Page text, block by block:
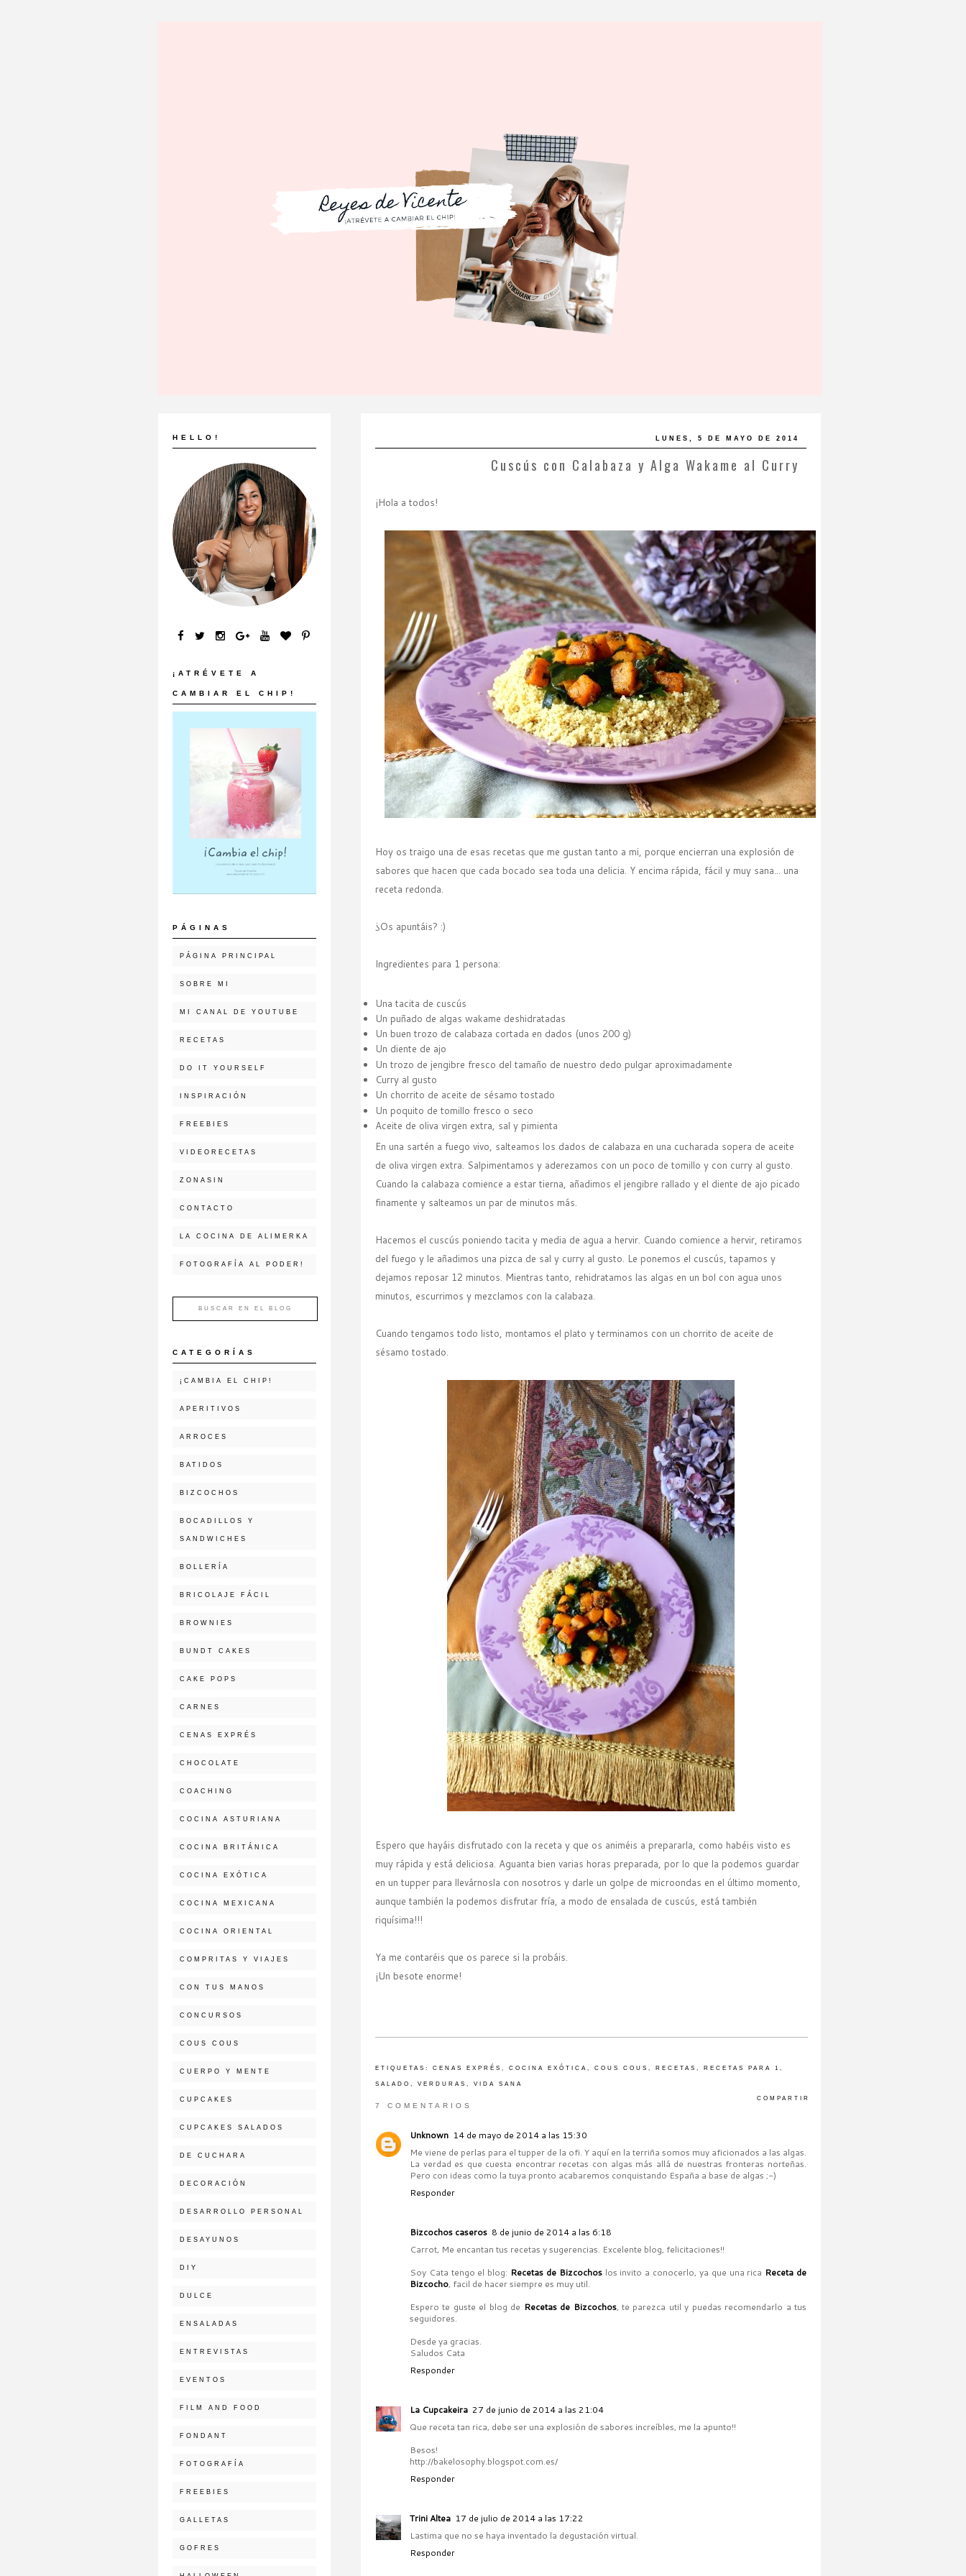
LUNES, 5 DE MAYO DE 2014
Cuscús con Calabaza y Alga Wakame al Curry
¡Hola a todos!
Hoy os traigo una de esas recetas que me gustan tanto a mi, porque encierran una explosión de
sabores que hacen que cada bocado sea toda una delicia. Y encima rápida, fácil y muy sana... una
receta redonda.
¿Os apuntáis? :)
Ingredientes para 1 persona:
Una tacita de cuscús
Un puñado de algas wakame deshidratadas
Un buen trozo de calabaza cortada en dados (unos 200 g)
Un diente de ajo
Un trozo de jengibre fresco del tamaño de nuestro dedo pulgar aproximadamente
Curry al gusto
Un chorrito de aceite de sésamo tostado
Un poquito de tomillo fresco o seco
Aceite de oliva virgen extra, sal y pimienta
En una sartén a fuego vivo, salteamos los dados de calabaza en una cucharada sopera de aceite
de oliva virgen extra. Salpimentamos y aderezamos con un poco de tomillo y con curry al gusto.
Cuando la calabaza comience a estar tierna, añadimos el jengibre rallado y el diente de ajo picado
finamente y salteamos un par de minutos más.
Hacemos el cuscús poniendo tacita y media de agua a hervir. Cuando comience a hervir, retiramos
del fuego y le añadimos una pizca de sal y curry al gusto. Le ponemos el cuscús, tapamos y
dejamos reposar 12 minutos. Mientras tanto, rehidratamos las algas en un bol con agua unos
minutos, escurrimos y mezclamos con la calabaza.
Cuando tengamos todo listo, montamos el plato y terminamos con un chorrito de aceite de
sésamo tostado.
Espero que hayáis disfrutado con la receta y que os animéis a prepararla, como habéis visto es
muy rápida y está deliciosa. Aguanta bien varias horas preparada, por lo que la podemos guardar
en un tupper para llevárnosla con nosotros y darle un golpe de microondas en el último momento,
aunque también la podemos disfrutar fría, a modo de ensalada de cuscús, está también
riquísima!!!
Ya me contaréis que os parece si la probáis.
¡Un besote enorme!
ETIQUETAS: CENAS EXPRÉS COCINA EXÓTICA COUS COUS RECETAS RECETAS PARA 1
SALADO VERDURAS VIDA SANA
COMPARTIR
7 COMENTARIOS
Unknown 14 de mayo de 2014 a las 15:30
Me viene de perlas para el tupper de la ofi. Y aquí en la terriña somos muy aficionados a las algas.
La verdad es que cuesta encontrar recetas con algas más allá de nuestras fronteras norteñas.
Pero con ideas como la tuya pronto acabaremos conquistando España a base de algas ;-)
Responder
Bizcochos caseros 8 de junio de 2014 a las 6:18
Carrot, Me encantan tus recetas y sugerencias. Excelente blog, felicitaciones!!
Soy Cata tengo el blog: Recetas de Bizcochoslos invito a conocerlo, ya que una rica Receta de
Bizcocho, facil de hacer siempre es muy util.
Espero te guste el blog de Recetas de Bizcochos, te parezca util y puedas recomendarlo a tus
seguidores.
Desde ya gracias.
Saludos Cata
Responder
La Cupcakeira 27 de junio de 2014 a las 21:04
Que receta tan rica, debe ser una explosión de sabores increíbles, me la apunto!!
Besos!
http://bakelosophy.blogspot.com.es/
Responder
Trini Altea 17 de julio de 2014 a las 17:22
Lastima que no se haya inventado la degustación virtual.
Responder
HELLO!
¡ATRÉVETE A
CAMBIAR EL CHIP!
PÁGINAS
PÁGINA PRINCIPAL
SOBRE MI
MI CANAL DE YOUTUBE
RECETAS
DO IT YOURSELF
INSPIRACIÓN
FREEBIES
VIDEORECETAS
ZONASIN
CONTACTO
LA COCINA DE ALIMERKA
FOTOGRAFÍA AL PODER!
CATEGORÍAS
¡CAMBIA EL CHIP!
APERITIVOS
ARROCES
BATIDOS
BIZCOCHOS
BOCADILLOS Y
SANDWICHES
BOLLERÍA
BRICOLAJE FÁCIL
BROWNIES
BUNDT CAKES
CAKE POPS
CARNES
CENAS EXPRÉS
CHOCOLATE
COACHING
COCINA ASTURIANA
COCINA BRITÁNICA
COCINA EXÓTICA
COCINA MEXICANA
COCINA ORIENTAL
COMPRITAS Y VIAJES
CON TUS MANOS
CONCURSOS
COUS COUS
CUERPO Y MENTE
CUPCAKES
CUPCAKES SALADOS
DE CUCHARA
DECORACIÓN
DESARROLLO PERSONAL
DESAYUNOS
DIY
DULCE
ENSALADAS
ENTREVISTAS
EVENTOS
FILM AND FOOD
FONDANT
FOTOGRAFÍA
FREEBIES
GALLETAS
GOFRES